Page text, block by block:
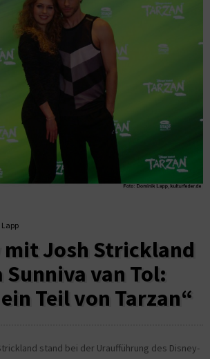
Josh Strickland
Sunniva van Tol:
Teil von Tarzan“
stand bei der Uraufführung des Disney-